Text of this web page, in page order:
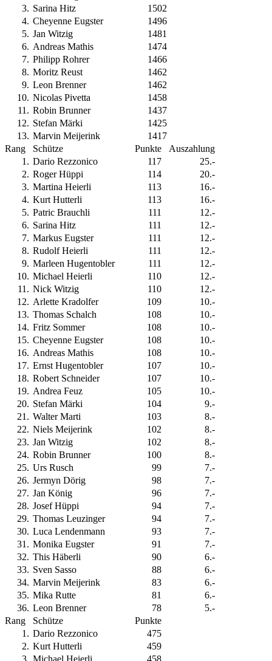
3. Sarina Hitz
1502
4. Cheyenne Eugster
1496
5. Jan Witzig
1481
6. Andreas Mathis
1474
7. Philipp Rohrer
1466
8. Moritz Reust
1462
9. Leon Brenner
1462
10. Nicolas Pivetta
1458
11. Robin Brunner
1437
12. Stefan Märki
1425
13. Marvin Meijerink
1417
Rang
Schütze Punkte
Auszahlung
1. Dario Rezzonico 117
25.-
2. Roger Hüppi 114
20.-
3. Martina Heierli 113
16.-
4. Kurt Hutterli 113
16.-
5. Patric Brauchli 111
12.-
6. Sarina Hitz 111
12.-
7. Markus Eugster 111
12.-
8. Rudolf Heierli 111
12.-
9. Marleen Hugentobler 111
12.-
10. Michael Heierli 110
12.-
11. Nick Witzig 110
12.-
12. Arlette Kradolfer 109
10.-
13. Thomas Schalch 108
10.-
14. Fritz Sommer 108
10.-
15. Cheyenne Eugster 108
10.-
16. Andreas Mathis 108
10.-
17. Ernst Hugentobler 107
10.-
18. Robert Schneider 107
10.-
19. Andrea Feuz 105
10.-
20. Stefan Märki 104
9.-
21. Walter Marti 103
8.-
22. Niels Meijerink 102
8.-
23. Jan Witzig 102
8.-
24. Robin Brunner 100
8.-
25. Urs Rusch 99
7.-
26. Jermyn Dörig 98
7.-
27. Jan König 96
7.-
28. Josef Hüppi 94
7.-
29. Thomas Leuzinger 94
7.-
30. Luca Lendenmann 93
7.-
31. Monika Eugster 91
7.-
32. This Häberli 90
6.-
33. Sven Sasso 88
6.-
34. Marvin Meijerink 83
6.-
35. Mika Rutte 81
6.-
36. Leon Brenner 78
5.-
Rang
Schütze
Punkte
1. Dario Rezzonico
475
2. Kurt Hutterli
459